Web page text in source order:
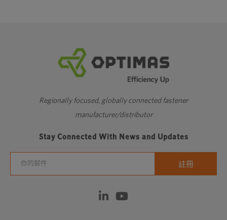
Regionally focused, globally connected fastener
manufacturer/distributor
Stay Connected With News and Updates